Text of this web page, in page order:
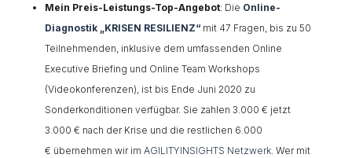
Mein Preis-Leistungs-Top-Angebot: Die Online-
Diagnostik „KRISEN RESILIENZ“mit 47 Fragen, bis zu 50
Teilnehmenden, inklusive dem umfassenden Online
Executive Briefing und Online Team Workshops
(Videokonferenzen), ist bis Ende Juni 2020 zu
Sonderkonditionen verfügbar. Sie zahlen 3.000 € jetzt
3.000 € nach der Krise und die restlichen 6.000
€ übernehmen wir im AGILITYINSIGHTS Netzwerk. Wer mit